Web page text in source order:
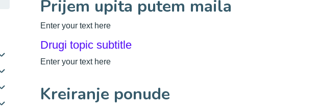
Prijem upita putem maila
Enter your text here
Drugi topic subtitle
Enter your text here
Kreiranje ponude